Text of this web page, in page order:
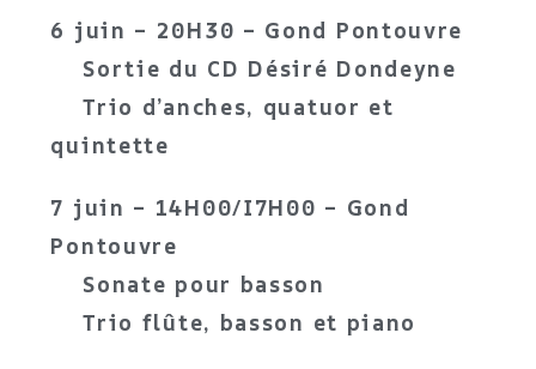
6 juin – 20H30 – Gond Pontouvre
Sortie du CD Désiré Dondeyne
Trio d’anches, quatuor et
quintette
7 juin – 14H00/I7H00 – Gond
Pontouvre
Sonate pour basson
Trio flûte, basson et piano